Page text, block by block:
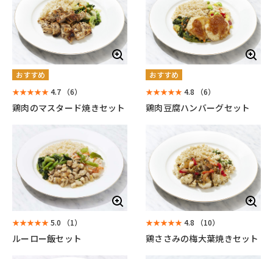
おすすめ
★★★★★4.7 （6）
鶏肉のマスタード焼きセット
おすすめ
★★★★★4.8 （6）
鶏肉豆腐ハンバーグセット
★★★★★5.0 （1）
ルーロー飯セット
★★★★★4.8 （10）
鶏ささみの梅大葉焼きセット